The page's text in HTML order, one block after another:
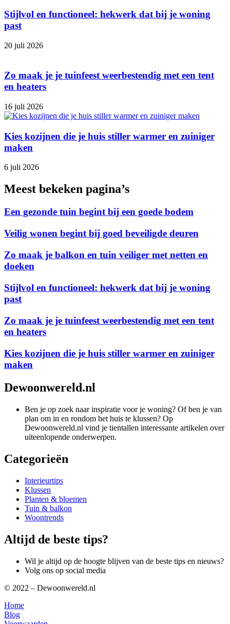
Stijlvol en functioneel: hekwerk dat bij je woning
past
20 juli 2026
Zo maak je je tuinfeest weerbestendig met een tent
en heaters
16 juli 2026
Kies kozijnen die je huis stiller warmer en zuiniger
maken
6 juli 2026
Meest bekeken pagina’s
Een gezonde tuin begint bij een goede bodem
Veilig wonen begint bij goed beveiligde deuren
Zo maak je balkon en tuin veiliger met netten en
doeken
Stijlvol en functioneel: hekwerk dat bij je woning
past
Zo maak je je tuinfeest weerbestendig met een tent
en heaters
Kies kozijnen die je huis stiller warmer en zuiniger
maken
Dewoonwereld.nl
Ben je op zoek naar inspiratie voor je woning? Of ben je van
plan om in en rondom het huis te klussen? Op
Dewoonwereld.nl vind je tientallen interessante artikelen over
uiteenlopende onderwerpen.
Categorieën
Interieurtips
Klussen
Planten & bloemen
Tuin & balkon
Woontrends
Altijd de beste tips?
Wil je altijd op de hoogte blijven van de beste tips en nieuws?
Volg ons op social media
© 2022 – Dewoonwereld.nl
Home
Blog